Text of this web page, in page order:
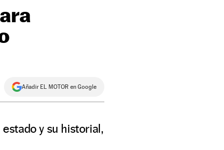
Añadir EL MOTOR en Google
y su historial,